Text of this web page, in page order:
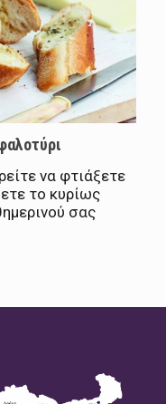
να φτιάξετε
το κυρίως
σας